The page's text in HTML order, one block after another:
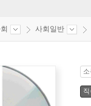
사회일반